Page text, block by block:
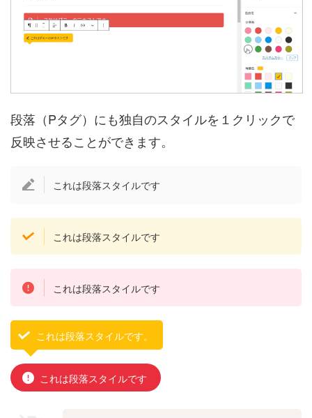
段落（Pタグ）にも独自のスタイルを１クリックで
反映させることができます。
これは段落スタイルです
これは段落スタイルです
これは段落スタイルです
これは段落スタイルです。
これは段落スタイルです